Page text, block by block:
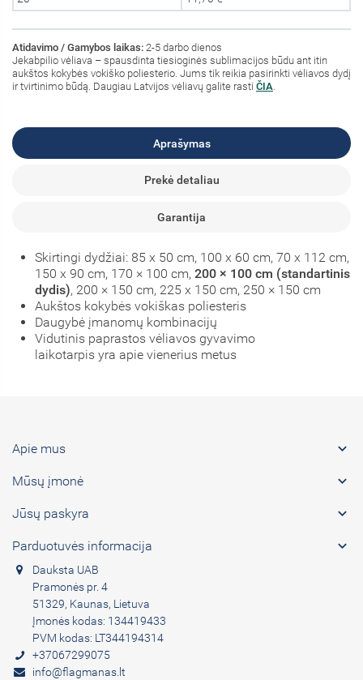
Atidavimo / Gamybos laikas: 2-5 darbo dienos
Jekabpilio vėliava – spausdinta tiesioginės sublimacijos būdu ant itin
aukštos kokybės vokiško poliesterio. Jums tik reikia pasirinkti vėliavos dydį
ir tvirtinimo būdą. Daugiau Latvijos vėliavų galite rasti ČIA.
Aprašymas
Prekė detaliau
Garantija
Skirtingi dydžiai: 85 x 50 cm, 100 x 60 cm, 70 x 112 cm,
150 x 90 cm, 170 × 100 cm, 200 × 100 cm (standartinis
dydis), 200 × 150 cm, 225 x 150 cm, 250 × 150 cm
Aukštos kokybės vokiškas poliesteris
Daugybė įmanomų kombinacijų
Vidutinis paprastos vėliavos gyvavimo
laikotarpis yra apie vienerius metus
Apie mus 
Mūsų įmonė 
Jūsų paskyra 
Parduotuvės informacija 
Dauksta UAB
Pramonės pr. 4
51329, Kaunas, Lietuva
Įmonės kodas: 134419433
PVM kodas: LT344194314
+37067299075
info@flagmanas.lt